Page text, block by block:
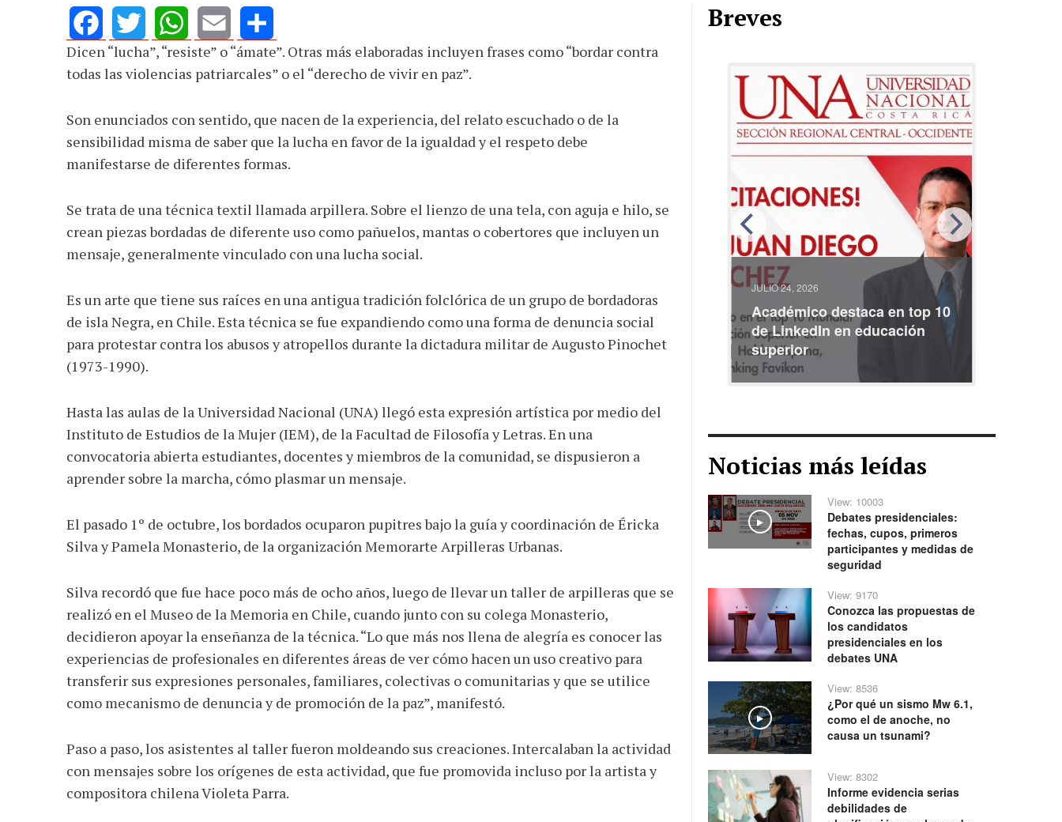
FacebookTwitterWhatsApp
Email Share
Dicen “lucha”, “resiste” o “ámate”. Otras más elaboradas incluyen frases como “bordar contra
todas las violencias patriarcales” o el “derecho de vivir en paz”.
Son enunciados con sentido, que nacen de la experiencia, del relato escuchado o de la
sensibilidad misma de saber que la lucha en favor de la igualdad y el respeto debe
manifestarse de diferentes formas.
Se trata de una técnica textil llamada arpillera. Sobre el lienzo de una tela, con aguja e hilo, se
crean piezas bordadas de diferente uso como pañuelos, mantas o cobertores que incluyen un
mensaje, generalmente vinculado con una lucha social.
Es un arte que tiene sus raíces en una antigua tradición folclórica de un grupo de bordadoras
de isla Negra, en Chile. Esta técnica se fue expandiendo como una forma de denuncia social
para protestar contra los abusos y atropellos durante la dictadura militar de Augusto Pinochet
(1973-1990).
Hasta las aulas de la Universidad Nacional (UNA) llegó esta expresión artística por medio del
Instituto de Estudios de la Mujer (IEM), de la Facultad de Filosofía y Letras. En una
convocatoria abierta estudiantes, docentes y miembros de la comunidad, se dispusieron a
aprender sobre la marcha, cómo plasmar un mensaje.
El pasado 1º de octubre, los bordados ocuparon pupitres bajo la guía y coordinación de Éricka
Silva y Pamela Monasterio, de la organización Memorarte Arpilleras Urbanas.
Silva recordó que fue hace poco más de ocho años, luego de llevar un taller de arpilleras que se
realizó en el Museo de la Memoria en Chile, cuando junto con su colega Monasterio,
decidieron apoyar la enseñanza de la técnica. “Lo que más nos llena de alegría es conocer las
experiencias de profesionales en diferentes áreas de ver cómo hacen un uso creativo para
transferir sus expresiones personales, familiares, colectivas o comunitarias y que se utilice
como mecanismo de denuncia y de promoción de la paz”, manifestó.
Paso a paso, los asistentes al taller fueron moldeando sus creaciones. Intercalaban la actividad
con mensajes sobre los orígenes de esta actividad, que fue promovida incluso por la artista y
compositora chilena Violeta Parra.
Breves
AGOSTO 05, 2026
Consejo Universitario llama a
Rechazo al reparto desigual
de ganancias es mayor
cuando hubo esfuerzo
JULIO 24, 2026
Académico destaca en top 10
de LinkedIn en educación
superior
JULIO 08, 2026
Participe en
internacional
identidades
Noticias más leídas
Play
View: 10003
Debates presidenciales:
fechas, cupos, primeros
participantes y medidas de
seguridad
View: 9170
Conozca las propuestas de
los candidatos
presidenciales en los
debates UNA
Play
View: 8536
¿Por qué un sismo Mw 6.1,
como el de anoche, no
causa un tsunami?
View: 8302
Informe evidencia serias
debilidades de